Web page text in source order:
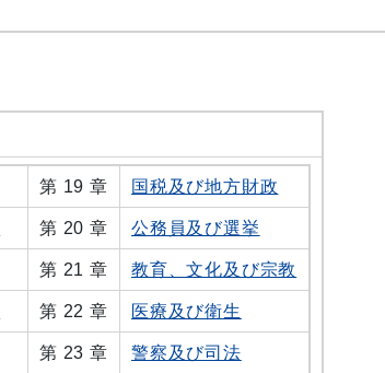
第 19 章 国税及び地方財政
第 20 章 公務員及び選挙
第 21 章 教育、文化及び宗教
第 22 章 医療及び衛生
第 23 章 警察及び司法